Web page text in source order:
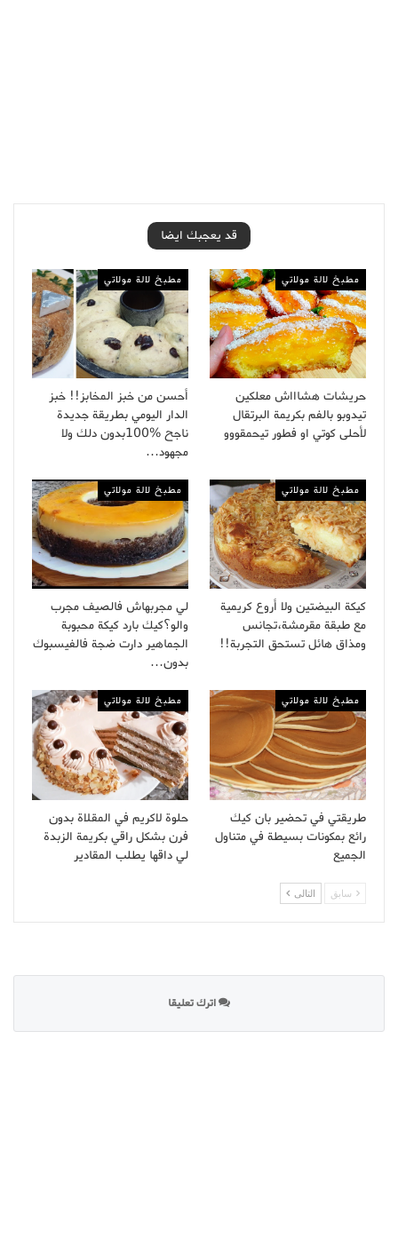
قد يعجبك ايضا
مطبخ لالة مولاتي
حريشات هشاااش معلكين
تيدوبو بالفم بكريمة البرتقال
لأحلى كوتي او فطور تيحمقووو
مطبخ لالة مولاتي
أحسن من خبز المخابز!! خبز
الدار اليومي بطريقة جديدة
ناجح %100بدون دلك ولا
مجهود…
مطبخ لالة مولاتي
كيكة البيضتين ولا أروع كريمية
مع طبقة مقرمشة،تجانس
ومذاق هائل تستحق التجربة!!
مطبخ لالة مولاتي
لي مجربهاش فالصيف مجرب
والو؟كيك بارد كيكة محبوبة
الجماهير دارت ضجة فالفيسبوك
بدون…
مطبخ لالة مولاتي
طريقتي في تحضير بان كيك
رائع بمكونات بسيطة في متناول
الجميع
مطبخ لالة مولاتي
حلوة لاكريم في المقلاة بدون
فرن بشكل راقي بكريمة الزبدة
لي داقها يطلب المقادير
سابق التالى
اترك تعليقا